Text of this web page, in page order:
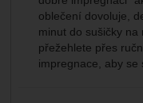
oblečení dovoluje,
minut do sušičky
přežehlete přes
impregnace, aby se